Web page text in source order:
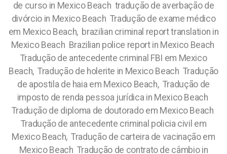
de curso in Mexico Beach tradução de averbação de
divórcio in Mexico Beach Tradução de exame médico
em Mexico Beach, brazilian criminal report translation in
Mexico Beach Brazilian police report in Mexico Beach
Tradução de antecedente criminal FBI em Mexico
Beach, Tradução de holerite in Mexico Beach Tradução
de apostila de haia em Mexico Beach, Tradução de
imposto de renda pessoa jurídica in Mexico Beach
Tradução de diploma de doutorado em Mexico Beach
Tradução de antecedente criminal policia civil em
Mexico Beach, Tradução de carteira de vacinação em
Mexico Beach Tradução de contrato de câmbio in